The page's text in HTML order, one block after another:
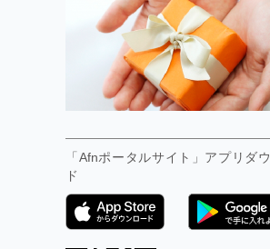
「Afnポータルサイト」アプリダ
ド